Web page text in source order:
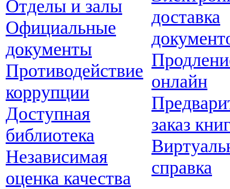
Отделы и залы
Официальные
документы
Противодействие
коррупции
Доступная
библиотека
Независимая
оценка качества
доставка
онлайн
заказ
справка